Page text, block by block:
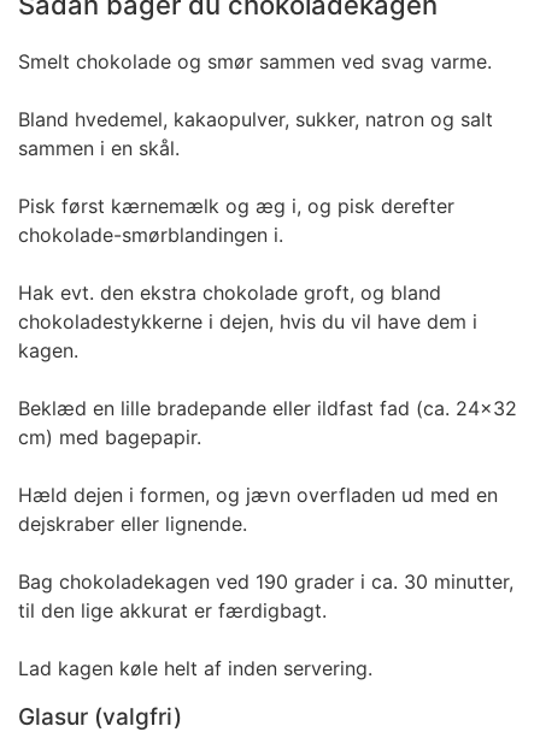
Smelt chokolade og smør sammen ved svag varme.
Bland hvedemel, kakaopulver, sukker, natron og salt
sammen i en skål.
Pisk først kærnemælk og æg i, og pisk derefter
chokolade-smørblandingen i.
Hak evt. den ekstra chokolade groft, og bland
chokoladestykkerne i dejen, hvis du vil have dem i
kagen.
Beklæd en lille bradepande eller ildfast fad (ca. 24x32
cm) med bagepapir.
Hæld dejen i formen, og jævn overfladen ud med en
dejskraber eller lignende.
Bag chokoladekagen ved 190 grader i ca. 30 minutter,
til den lige akkurat er færdigbagt.
Lad kagen køle helt af inden servering.
Glasur (valgfri)